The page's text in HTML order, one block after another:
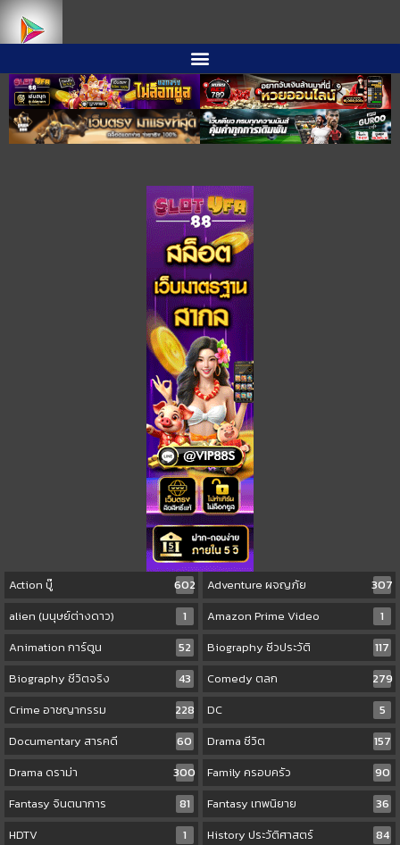
Action บู๊ 602 Adventure ผจญภัย
307
alien (มนุษย์ต่างดาว)
1 Amazon Prime Video
1
Animation การ์ตูน
52 Biography ชีวประวัติ
117
Biography ชีวิตจริง
43 Comedy ตลก
279
Crime อาชญากรรม
228 DC
5
Documentary สารคดี
60 Drama ชีวิต
157
Drama ดราม่า
300 Family ครอบครัว
90
Fantasy จินตนาการ
81 Fantasy เทพนิยาย
36
HDTV
1 History ประวัติศาสตร์
84